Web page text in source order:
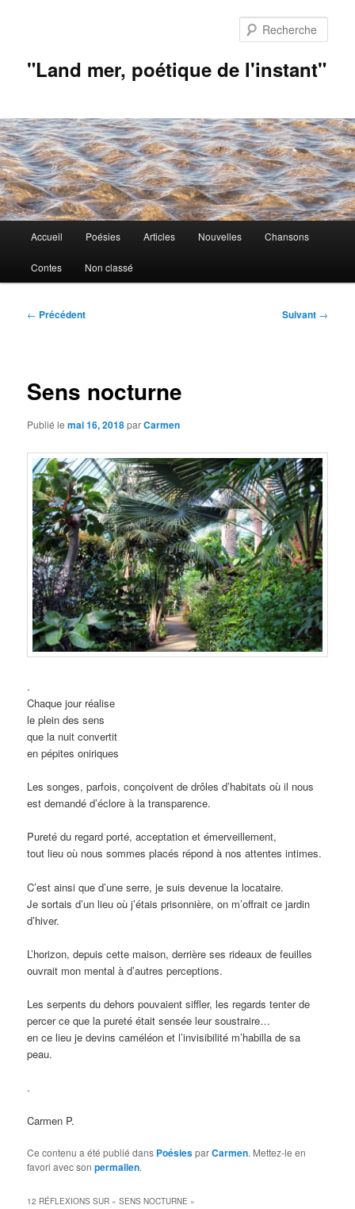
"Land mer, poétique de l'instant"
principal
Accueil Poésies Articles Nouvelles Chansons
Contes Non classé
Navigation
← Précédent Suivant →
Sens nocturne
Publié lemai 16, 2018parCarmen
.
Chaque jour réalise
le plein des sens
que la nuit convertit
en pépites oniriques
Les songes, parfois, conçoivent de drôles d’habitats où il nous
est demandé d’éclore à la transparence.
Pureté du regard porté, acceptation et émerveillement,
tout lieu où nous sommes placés répond à nos attentes intimes.
C’est ainsi que d’une serre, je suis devenue la locataire.
Je sortais d’un lieu où j’étais prisonnière, on m’offrait ce jardin
d’hiver.
L’horizon, depuis cette maison, derrière ses rideaux de feuilles
ouvrait mon mental à d’autres perceptions.
Les serpents du dehors pouvaient siffler, les regards tenter de
percer ce que la pureté était sensée leur soustraire…
en ce lieu je devins caméléon et l’invisibilité m’habilla de sa
peau.
.
Carmen P.
Ce contenu a été publié dans PoésiesparCarmen. Mettez-le en
favori avec sonpermalien.
12 RÉFLEXIONS SUR «SENS NOCTURNE »